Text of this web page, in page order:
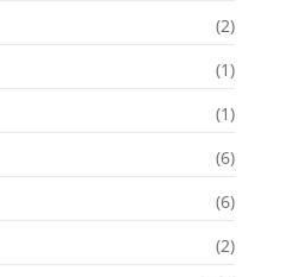
(2)
(1)
(1)
(6)
(6)
(2)